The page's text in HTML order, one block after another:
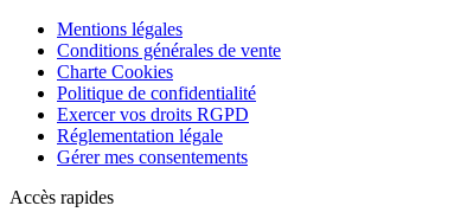
Mentions légales
Conditions générales de vente
Charte Cookies
Politique de confidentialité
Exercer vos droits RGPD
Réglementation légale
Gérer mes consentements
Accès rapides